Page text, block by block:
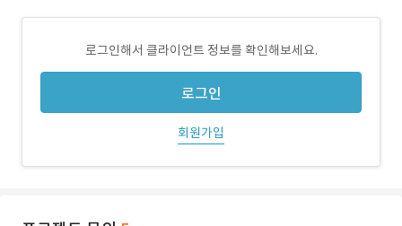
로그인해서 클라이언트 정보를 확인해보세요.
로그인
회원가입